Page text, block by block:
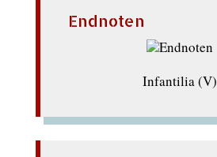
Endnoten
Infantilia (V)